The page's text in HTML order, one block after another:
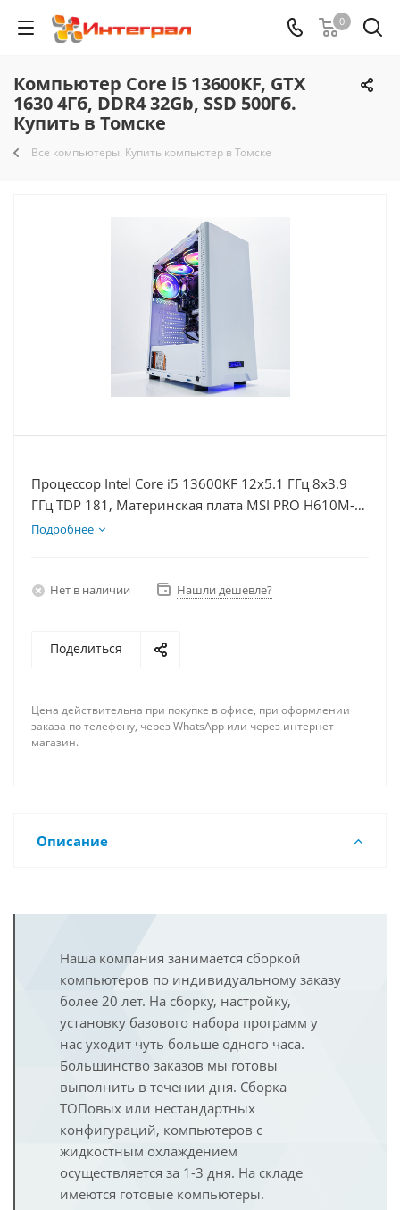
0
Компьютер Core i5 13600KF, GTX
1630 4Гб, DDR4 32Gb, SSD 500Гб.
Купить в Томске
Все компьютеры. Купить компьютер в Томске
Процессор Intel Core i5 13600KF 12x5.1 ГГц 8x3.9
ГГц TDP 181, Материнская плата MSI PRO H610M-E,
Видеокарта GTX 1630 4Гб, Память DDR4 32Gb,
Подробнее
Нет в наличии Нашли дешевле?
Поделиться
Цена действительна при покупке в офисе, при оформлении
заказа по телефону, через WhatsApp или через интернет-
магазин.
Описание
Наша компания занимается сборкой
компьютеров по индивидуальному заказу
более 20 лет. На сборку, настройку,
установку базового набора программ у
нас уходит чуть больше одного часа.
Большинство заказов мы готовы
выполнить в течении дня. Сборка
ТОПовых или нестандартных
конфигураций, компьютеров с
жидкостным охлаждением
осуществляется за 1-3 дня. На складе
имеются готовые компьютеры.